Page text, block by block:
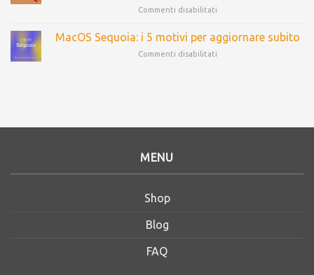
Commenti disabilitati
MacOS Sequoia: i 5 motivi per aggiornare subito
Commenti disabilitati
MENU
Shop
Blog
FAQ